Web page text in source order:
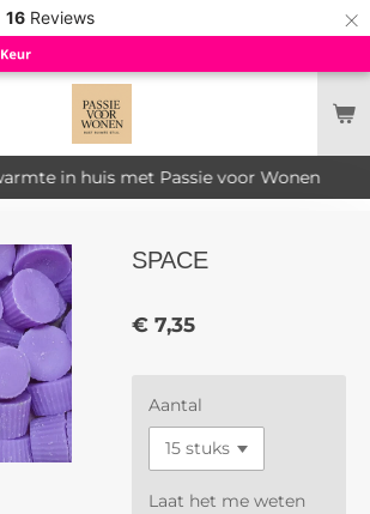
16 Reviews ×
in huis met Passie voor Wonen
SPACE
€ 7,35
Aantal
Laat het me weten